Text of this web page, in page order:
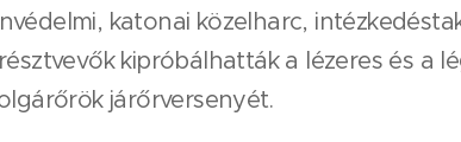
katonai közelharc,
kipróbálhatták a lézeres és a
járőrversenyét.